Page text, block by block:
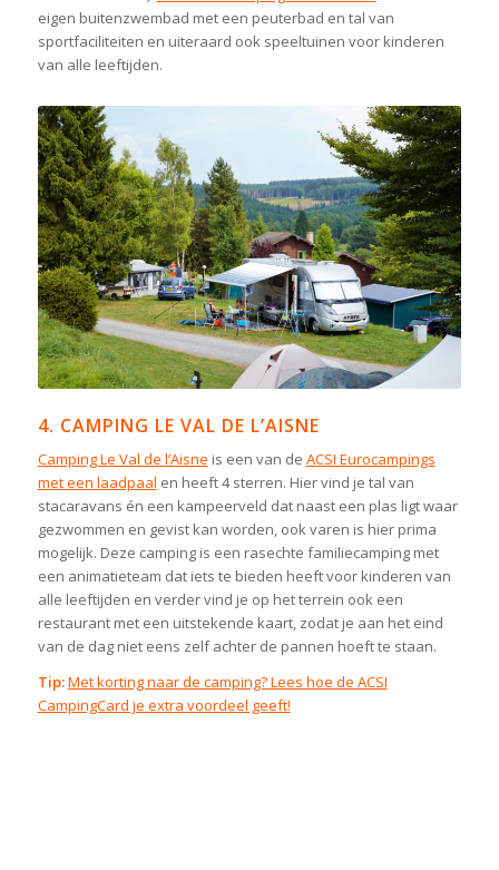
eigen buitenzwembad met een peuterbad en tal van
sportfaciliteiten en uiteraard ook speeltuinen voor kinderen
van alle leeftijden.
4. CAMPING LE VAL DE L’AISNE
Camping Le Val de l’Aisne is een van de ACSI Eurocampings
met een laadpaal en heeft 4 sterren. Hier vind je tal van
stacaravans én een kampeerveld dat naast een plas ligt waar
gezwommen en gevist kan worden, ook varen is hier prima
mogelijk. Deze camping is een rasechte familiecamping met
een animatieteam dat iets te bieden heeft voor kinderen van
alle leeftijden en verder vind je op het terrein ook een
restaurant met een uitstekende kaart, zodat je aan het eind
van de dag niet eens zelf achter de pannen hoeft te staan.
Tip:Met korting naar de camping? Lees hoe de ACSI
CampingCard je extra voordeel geeft!